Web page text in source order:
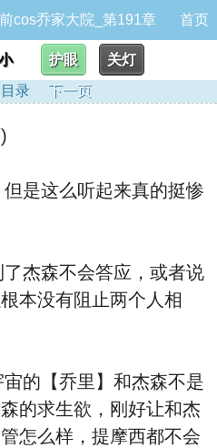
cos乔家大院_第191章 首页
护眼
关灯
目录 下一页
是这么听起来真的挺惨
杰森不会答应，或者说
本没有阻止两个人相
的【乔里】和杰森不是
的求生欲，刚好让和杰
怎么样，提摩西都不会